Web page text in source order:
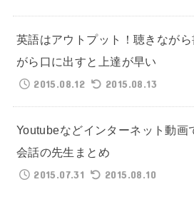
英語はアウトプット！聴きなが
がら口に出すと上達が早い
2015.08.12
2015.08.13
Youtubeなどインターネット動画
会話の先生まとめ
2015.07.31
2015.08.10